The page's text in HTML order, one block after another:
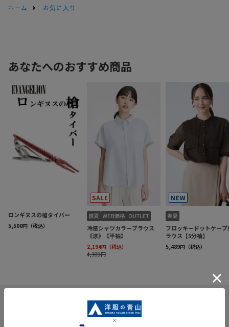
ホーム お気に入り
INFORMATION